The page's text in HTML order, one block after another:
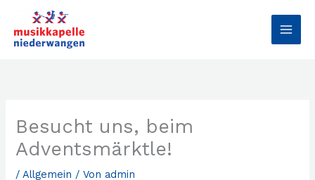
springen
Besucht uns, beim
Adventsmärktle!
/Allgemein / Von admin